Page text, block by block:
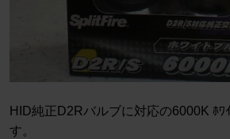
HID純正D2Rバルブに対応の6000K ﾎﾜ
す。